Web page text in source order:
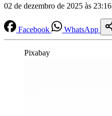
02 de dezembro de 2025 às 23:16
Facebook WhatsApp
Pixabay